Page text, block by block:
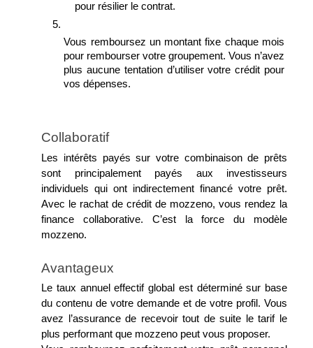
pour résilier le contrat.
Vous remboursez un montant fixe chaque mois
pour rembourser votre groupement. Vous n’avez
plus aucune tentation d’utiliser votre crédit pour
vos dépenses.
Collaboratif
Les intérêts payés sur votre combinaison de prêts
sont principalement payés aux investisseurs
individuels qui ont indirectement financé votre prêt.
Avec le rachat de crédit de mozzeno, vous rendez la
finance collaborative. C’est la force du modèle
mozzeno.
Avantageux
Le taux annuel effectif global est déterminé sur base
du contenu de votre demande et de votre profil. Vous
avez l’assurance de recevoir tout de suite le tarif le
plus performant que mozzeno peut vous proposer.